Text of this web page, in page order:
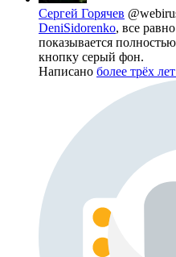
Сергей Горячев
DeniSidorenko, все
показывается
кнопку серый фон.
Написано более трёх